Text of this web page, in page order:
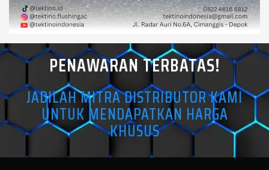
PENAWARAN TERBATAS!
JADILAH MITRA DISTRIBUTOR KAMI
UNTUK MENDAPATKAN HARGA
KHUSUS